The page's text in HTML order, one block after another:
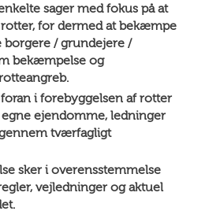
sager med fokus på at
for dermed at bekæmpe
borgere / grundejere /
bekæmpelse og
i forebyggelsen af rotter
ejendomme, ledninger
tværfagligt
sker i overensstemmelse
vejledninger og aktuel